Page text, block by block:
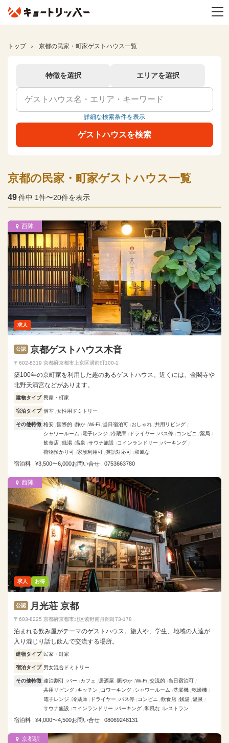
トップ 京都の民家・町家ゲストハウス一覧
特徴を選択 エリアを選択
詳細な検索条件を表示
ゲストハウスを検索
京都の民家・町家ゲストハウス一覧
49件中 1件〜20件を表示
公認 京都ゲストハウス木音
〒602-8319 京都府京都市上京区溝前町100-1
西陣
築100年の京町家を利用した趣のあるゲストハウス。近くには、金閣寺や
北野天満宮などがあります。
建物タイプ 民家・町家
宿泊タイプ 個室 女性用ドミトリー
その他特徴 格安 国際的 静か Wi-Fi 当日宿泊可 おしゃれ
共用リビング
シャワールーム
電子レンジ 冷蔵庫 ドライヤー バス停 コンビニ
薬局
飲食店 銭湯 温泉 サウナ施設 コインランドリー
パーキング
荷物預かり可 家族利用可 英語対応可 和風な
宿泊料 : ¥3,500〜6,000お問い合せ : 0753663780
求人
公認 月光荘 京都
〒603-8225 京都府京都市北区紫野南舟岡町73-178
西陣
泊まれる飲み屋がテーマのゲストハウス。旅人や、学生、地域の人達が
入り混じり話し飲んで交流する場所。
建物タイプ 民家・町家
宿泊タイプ 男女混合ドミトリー
その他特徴 連泊割引 バー カフェ 居酒屋 賑やか Wi-Fi 交流的
当日宿泊可
共用リビング
キッチン コワーキング シャワールーム 洗濯機 乾燥機
電子レンジ
冷蔵庫 ドライヤー バス停 コンビニ 飲食店 銭湯 温泉
サウナ施設
コインランドリー パーキング 和風な レストラン
宿泊料 : ¥4,000〜4,500お問い合せ : 08069248131
求人 お得
京都駅